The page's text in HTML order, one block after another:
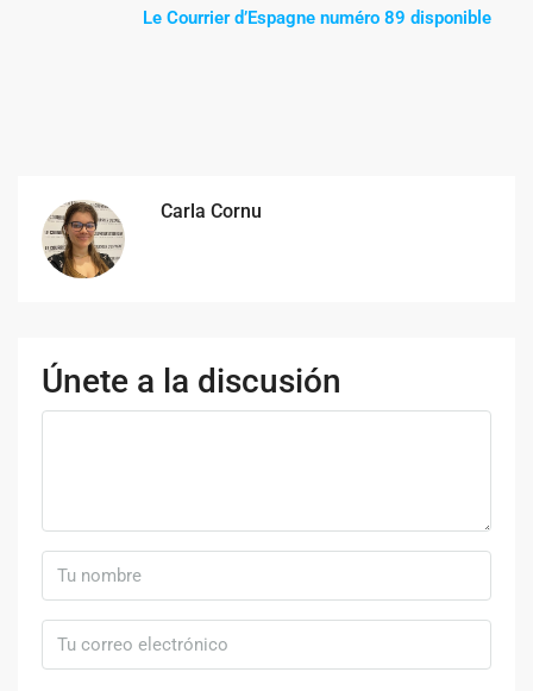
Le Courrier d’Espagne numéro 89 disponible
Carla Cornu
Únete a la discusión